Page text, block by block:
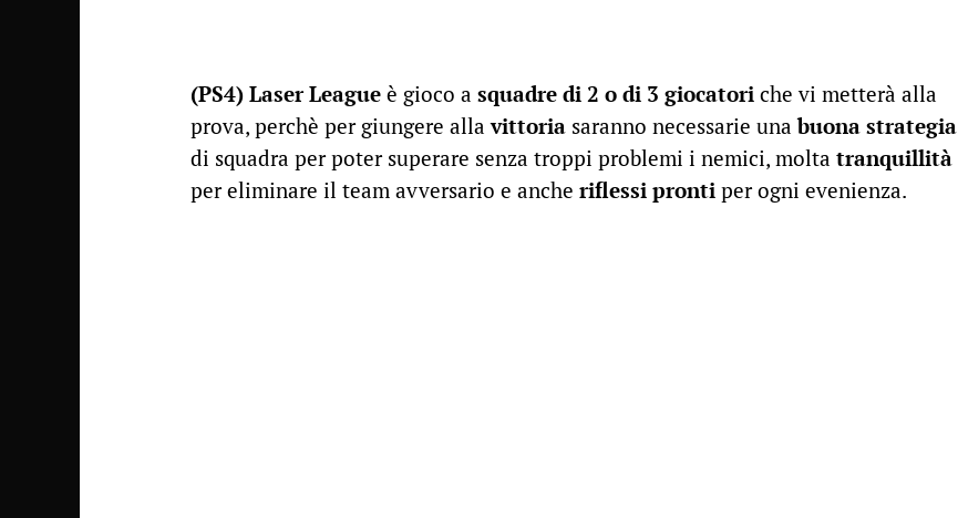
(PS4) Laser League è gioco a squadre di 2 o di 3 giocatori che vi metterà alla
prova, perchè per giungere allavittoria saranno necessarie unabuona strategia
di squadra per poter superare senza troppi problemi i nemici, molta tranquillità
per eliminare il team avversario e anche riflessi pronti per ogni evenienza.